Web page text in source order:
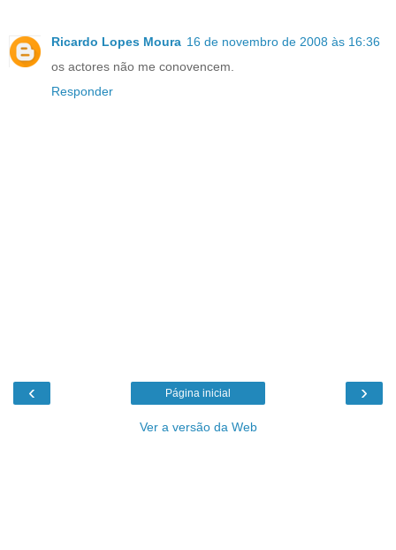
Ricardo Lopes Moura 16 de novembro de 2008 às 16:36
os actores não me conovencem.
Responder
‹ ›
Página inicial
Ver a versão da Web